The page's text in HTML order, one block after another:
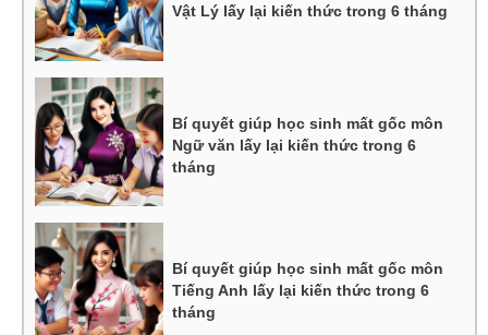
Vật Lý lấy lại kiến thức trong 6 tháng
Bí quyết giúp học sinh mất gốc môn
Ngữ văn lấy lại kiến thức trong 6
tháng
Bí quyết giúp học sinh mất gốc môn
Tiếng Anh lấy lại kiến thức trong 6
tháng